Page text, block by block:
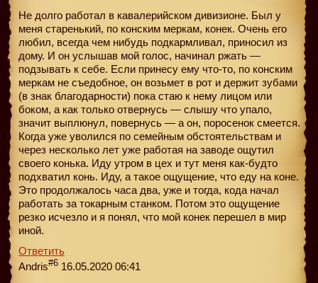
Не долго работал в кавалерийском дивизионе. Был у
меня старенький, по конским меркам, конек. Очень его
любил, всегда чем нибудь подкармливал, приносил из
дому. И он услышав мой голос, начинал ржать —
подзывать к себе. Если принесу ему что-то, по конским
меркам не съедобное, он возьмет в рот и держит зубами
(в знак благодарности) пока стаю к нему лицом или
боком, а как только отвернусь — слышу что упало,
значит выплюнул, повернусь — а он, поросенок смеется.
Когда уже уволился по семейным обстоятельствам и
через несколько лет уже работая на заводе ощутил
своего конька. Иду утром в цех и тут меня как-будто
подхватил конь. Иду, а такое ощущение, что еду на коне.
Это продолжалось часа два, уже и тогда, кода начал
работать за токарным станком. Потом это ощущение
резко исчезло и я понял, что мой конек перешел в мир
иной.
Ответить
Andris#6 16.05.2020 06:41